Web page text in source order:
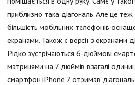
приблизно така діагональ. Але це теж
більшість мобільних телефонів
екранами. Також є версії з екранами
Рідко зустрічаються 6-дюймові
матрицями на 7 дюймів взагалі
смартфон iPhone 7 отримав